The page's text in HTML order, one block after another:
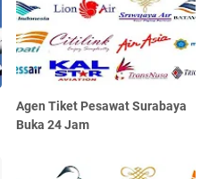
Agen Tiket Pesawat Surabaya
Buka 24 Jam